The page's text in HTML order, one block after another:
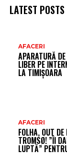
LATEST POSTS
AFACERI
APARATURĂ
LIBER PE
LA TIMIȘOARA
AFACERI
FOLHA, OUT
TROMSØ! ”ÎI
LUPTĂ”